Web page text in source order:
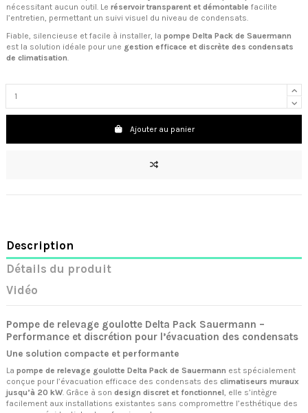
nécessitant aucun outil. Le réservoir transparent et démontable facilite
l’entretien, permettant un suivi visuel du niveau de condensats.
Fiable, silencieuse et facile à installer, la pompe Delta Pack de Sauermann
est la solution idéale pour une gestion efficace et discrète des condensats
de climatisation.
Ajouter au panier
Description
Détails du produit
Vidéo
Pompe de relevage goulotte Delta Pack Sauermann –
Performance et discrétion pour l’évacuation des condensats
Une solution compacte et performante
La pompe de relevage goulotte Delta Pack de Sauermann est spécialement
conçue pour l’évacuation efficace des condensats des climatiseurs muraux
jusqu’à 20 kW. Grâce à son design discret et fonctionnel, elle s’intègre
facilement aux installations existantes sans compromettre l’esthétique des